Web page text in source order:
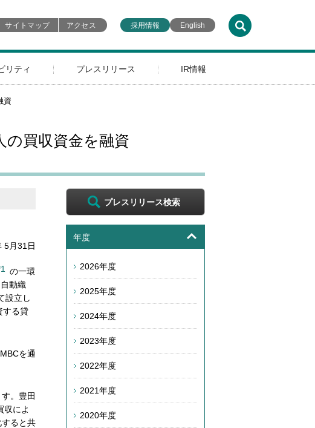
サイトマップ アクセス 採用情報 English
リティ プレスリリース IR情報
資
の買収資金を融資
5月31日
の一環
動織
設立し
する貸
を通
。豊田
収によ
ると共
プレスリリース検索
年度
2026年度
2025年度
2024年度
2023年度
2022年度
2021年度
2020年度